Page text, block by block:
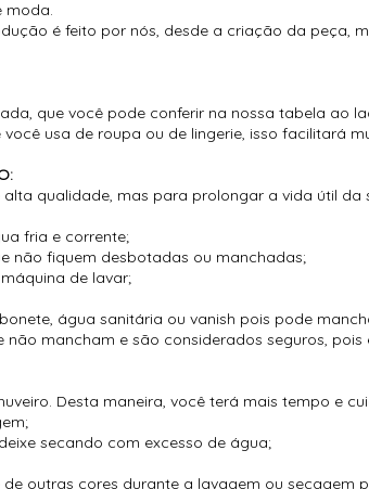
moda.
é feito por nós, desde a criação da peça,
que você pode conferir na nossa tabela ao
usa de roupa ou de lingerie, isso facilitará
qualidade, mas para prolongar a vida útil
fria e corrente;
não fiquem desbotadas ou manchadas;
de lavar;
água sanitária ou vanish pois pode
não mancham e são considerados seguros,
Desta maneira, você terá mais tempo e
secando com excesso de água;
outras cores durante a lavagem ou secagem